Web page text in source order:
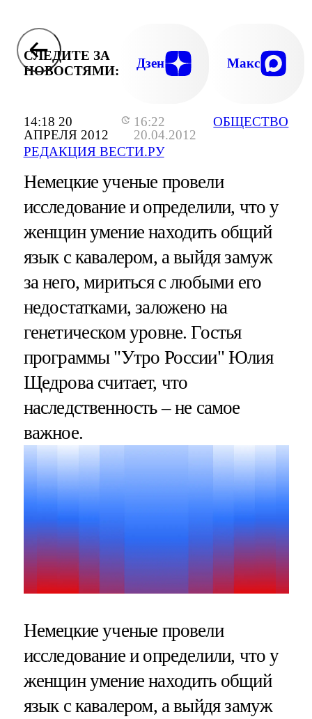
14:18 20
АПРЕЛЯ 2012
16:22
20.04.2012
РЕДАКЦИЯ ВЕСТИ.РУ
ОБЩЕСТВО
СЛЕДИТЕ ЗА
НОВОСТЯМИ:
Дзен Макс
Немецкие ученые провели
исследование и определили, что у
женщин умение находить общий
язык с кавалером, а выйдя замуж
за него, мириться с любыми его
недостатками, заложено на
генетическом уровне. Гостья
программы "Утро России" Юлия
Щедрова считает, что
наследственность – не самое
важное.
Немецкие ученые провели
исследование и определили, что у
женщин умение находить общий
язык с кавалером, а выйдя замуж